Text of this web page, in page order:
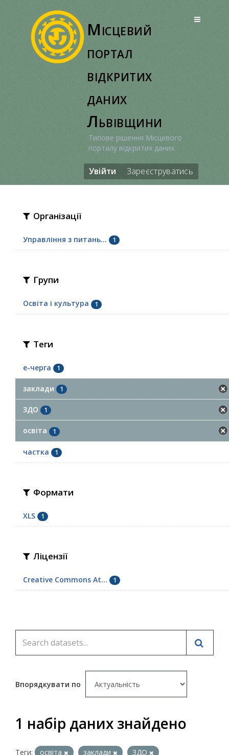
Місцевий
портал
відкритих
даних
Львівщини
Типове рішення Місцевого
порталу відкритих даних
Увійти Зареєструватись
Організації
Управління з питань... 1
Групи
Освіта і культура 1
Теги
е-черга 1
заклади 1
ЗДО 1
освіта 1
частка 1
Формати
XLS 1
Ліцензії
Creative Commons At... 1
Впорядкувати по
1 набір даних знайдено
Теги: освіта заклади
ЗДО